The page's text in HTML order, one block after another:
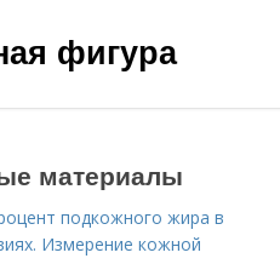
фигура
материалы
подкожного жира в
Измерение кожной